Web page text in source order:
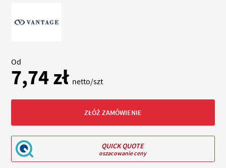
Od
7,74 zł netto/szt
ZŁÓŻ ZAMÓWIENIE
QUICK QUOTE
oszacowanie ceny